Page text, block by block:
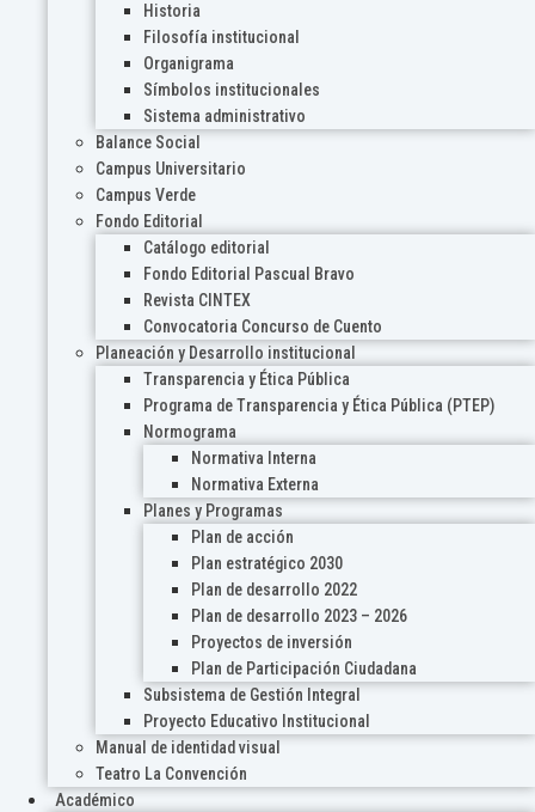
Historia
Filosofía institucional
Organigrama
Símbolos institucionales
Sistema administrativo
Balance Social
Campus Universitario
Campus Verde
Fondo Editorial
Catálogo editorial
Fondo Editorial Pascual Bravo
Revista CINTEX
Convocatoria Concurso de Cuento
Planeación y Desarrollo institucional
Transparencia y Ética Pública
Programa de Transparencia y Ética Pública (PTEP)
Normograma
Normativa Interna
Normativa Externa
Planes y Programas
Plan de acción
Plan estratégico 2030
Plan de desarrollo 2022
Plan de desarrollo 2023 – 2026
Proyectos de inversión
Plan de Participación Ciudadana
Subsistema de Gestión Integral
Proyecto Educativo Institucional
Manual de identidad visual
Teatro La Convención
Académico